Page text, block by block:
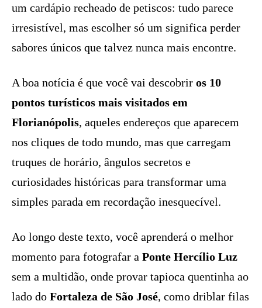
um cardápio recheado de petiscos: tudo parece
irresistível, mas escolher só um significa perder
sabores únicos que talvez nunca mais encontre.
A boa notícia é que você vai descobrir os 10
pontos turísticos mais visitados em
Florianópolis, aqueles endereços que aparecem
nos cliques de todo mundo, mas que carregam
truques de horário, ângulos secretos e
curiosidades históricas para transformar uma
simples parada em recordação inesquecível.
Ao longo deste texto, você aprenderá o melhor
momento para fotografar a Ponte Hercílio Luz
sem a multidão, onde provar tapioca quentinha ao
lado do Fortaleza de São José, como driblar filas